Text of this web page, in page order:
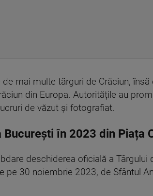
mai multe târguri de Crăciun,
din Europa. Autoritățile au
de văzut și fotografiat.
București în 2023 din Piața
deschiderea oficială a
pe 30 noiembrie 2023, de Sfântul